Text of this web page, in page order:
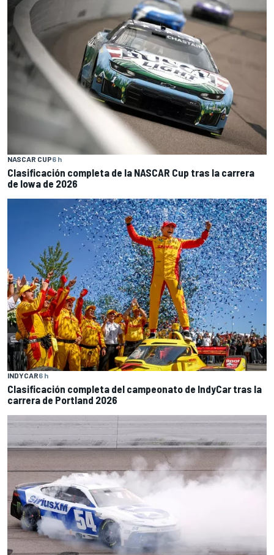
NASCAR CUP6 h
Clasificación completa de la NASCAR Cup tras la carrera
de Iowa de 2026
INDYCAR6 h
Clasificación completa del campeonato de IndyCar tras la
carrera de Portland 2026